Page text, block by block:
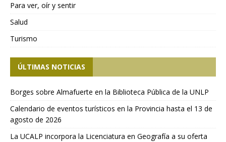
Para ver, oír y sentir
Salud
Turismo
ÚLTIMAS NOTICIAS
Borges sobre Almafuerte en la Biblioteca Pública de la UNLP
Calendario de eventos turísticos en la Provincia hasta el 13 de
agosto de 2026
La UCALP incorpora la Licenciatura en Geografía a su oferta